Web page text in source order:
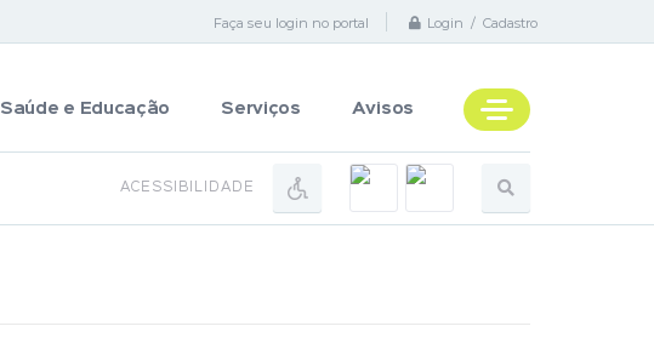
Faça seu login no portal Login / Cadastro
Saúde e Educação Serviços Avisos
ACESSIBILIDADE